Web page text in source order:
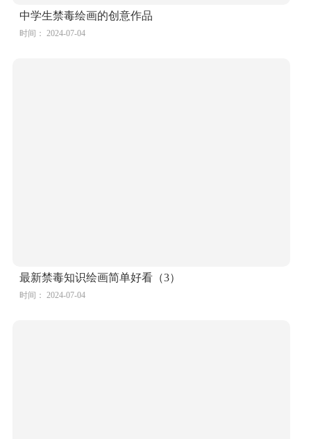
中学生禁毒绘画的创意作品
时间： 2024-07-04
最新禁毒知识绘画简单好看（3）
时间： 2024-07-04